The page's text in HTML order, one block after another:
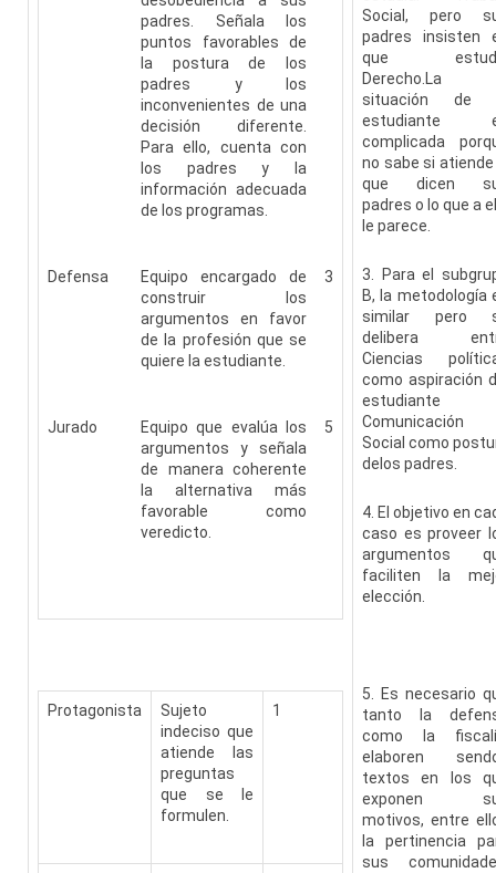
padres. Señala los
puntos favorables de
la postura de los
padres y los
inconvenientes de una
decisión diferente.
Para ello, cuenta con
los padres y la
información adecuada
de los programas.
Defensa
Equipo encargado de
construir los
argumentos en favor
de la profesión que se
quiere la estudiante.
3
Jurado
Equipo que evalúa los
argumentos y señala
de manera coherente
la alternativa más
favorable como
veredicto.
5
Protagonista
Sujeto
indeciso que
atiende las
preguntas
que se le
formulen.
1
Social, pero
padres insisten
que
Derecho.La
situación de
estudiante
complicada
no sabe si atiende
que dicen
padres o lo que a
le parece.
3. Para el
B, la metodología
similar pero
delibera
Ciencias
como aspiración
estudiante
Comunicación
Social como
delos padres.
4. El objetivo en
caso es proveer
argumentos
faciliten la
elección.
5. Es necesario
tanto la
como la
elaboren
textos en los
exponen
motivos, entre
la pertinencia
sus